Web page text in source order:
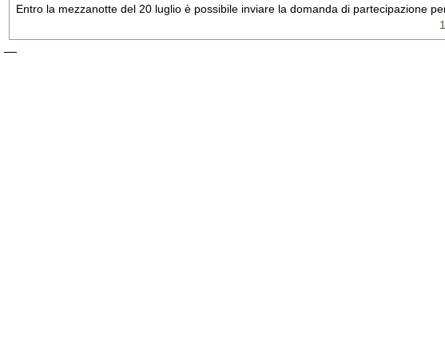
Entro la mezzanotte del 20 luglio è possibile inviare la domanda di partecipazione
1